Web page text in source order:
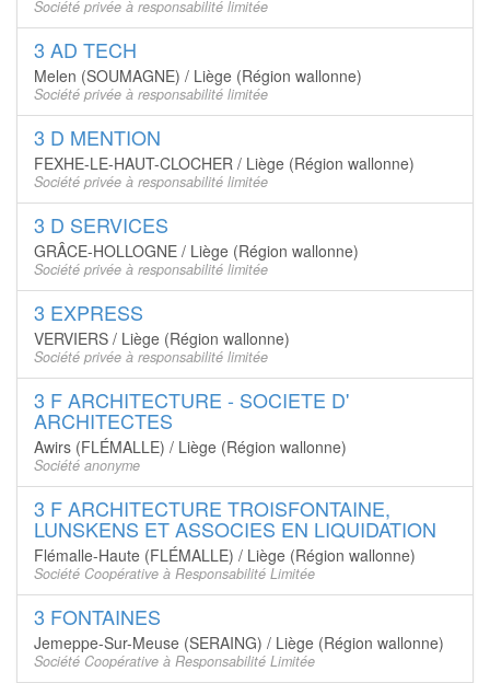
Société privée à responsabilité limitée
3 AD TECH
Melen (SOUMAGNE) / Liège (Région wallonne)
Société privée à responsabilité limitée
3 D MENTION
FEXHE-LE-HAUT-CLOCHER / Liège (Région wallonne)
Société privée à responsabilité limitée
3 D SERVICES
GRÂCE-HOLLOGNE / Liège (Région wallonne)
Société privée à responsabilité limitée
3 EXPRESS
VERVIERS / Liège (Région wallonne)
Société privée à responsabilité limitée
3 F ARCHITECTURE - SOCIETE D'
ARCHITECTES
Awirs (FLÉMALLE) / Liège (Région wallonne)
Société anonyme
3 F ARCHITECTURE TROISFONTAINE,
LUNSKENS ET ASSOCIES EN LIQUIDATION
Flémalle-Haute (FLÉMALLE) / Liège (Région wallonne)
Société Coopérative à Responsabilité Limitée
3 FONTAINES
Jemeppe-Sur-Meuse (SERAING) / Liège (Région wallonne)
Société Coopérative à Responsabilité Limitée